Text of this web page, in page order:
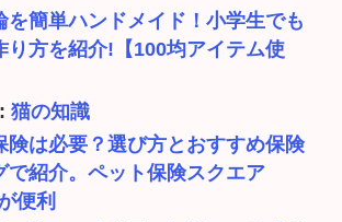
を簡単ハンドメイド！小学生でも
り方を紹介!【100均アイテム使
猫の知識
険は必要？選び方とおすすめ保険
で紹介。ペット保険スクエア
便利